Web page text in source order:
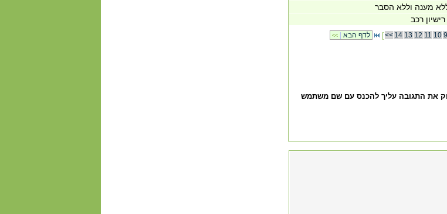
מענה וללא הסבר
רכב
<< [<< 14 13 12 11 10 9
את התגובה עליך להכנס עם שם משתמש